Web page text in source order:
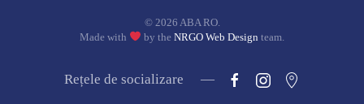
© 2026 ABA RO.
Made with
by the NRGO Web Design team.
Rețele de socializare —